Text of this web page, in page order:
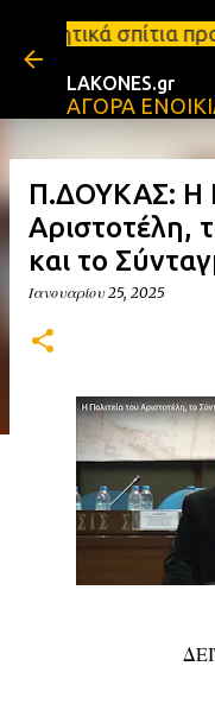
Μετάβαση
ενοικίαση
LAKONES.gr
ΑΓΟΡΑ
Π.ΔΟΥΚΑΣ: Η
Αριστοτέλη,
και το
Ιανουαρίου 25, 2025